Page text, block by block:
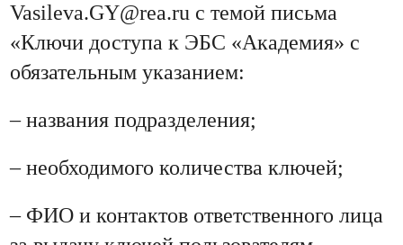
Vasileva.GY@rea.ru с темой письма
«Ключи доступа к ЭБС «Академия» с
обязательным указанием:
– названия подразделения;
– необходимого количества ключей;
– ФИО и контактов ответственного лица